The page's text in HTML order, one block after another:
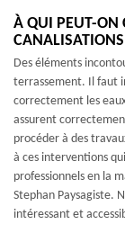
À QUI PEUT-ON
Des éléments
terrassement. Il faut
correctement les
assurent
procéder à des
à ces interventions
professionnels en la
Stephan Paysagiste.
intéressant et